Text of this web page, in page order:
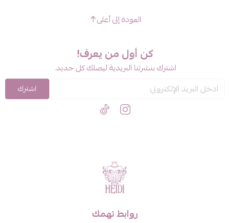
العودة إلى أعلى
كن أول من يعرف!
اشترك بنشرتنا البريدية ليصلك كل جديد.
اشترك
روابط تهمك